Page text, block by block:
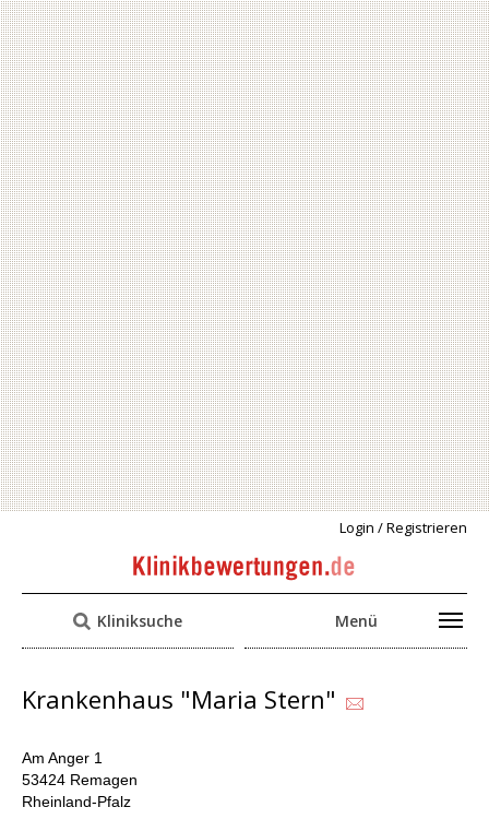
Login / Registrieren
Kliniksuche Menü
Krankenhaus "Maria Stern"
Am Anger 1
53424 Remagen
Rheinland-Pfalz